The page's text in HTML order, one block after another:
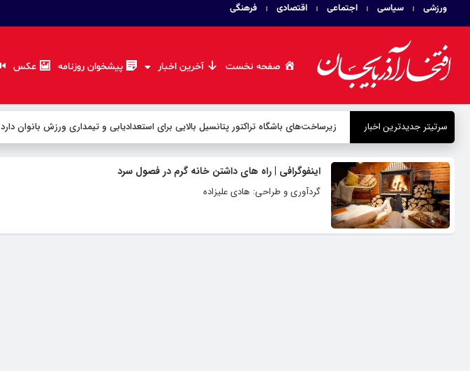
ورزشی سیاسی اجتماعی اقتصادی فرهنگی
صفحه نخست آخرین اخبار پیشخوان روزنامه عکس
سرتیتر جدیدترین اخبار زیرساخت‌های باشگاه تراکتور پتانسیل بالایی برای استعدادیابی و تیمداری ورزش بانوان دارد
اینفوگرافی | راه های داشتن خانه گرم در فصول سرد
گردآوری و طراحی: هادی علیزاده